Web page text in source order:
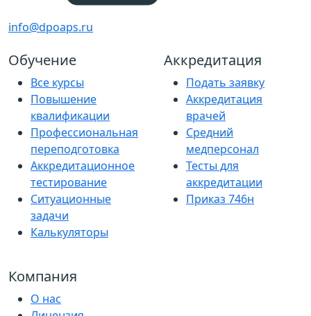
info@dpoaps.ru
Обучение
Все курсы
Повышение
квалификации
Профессиональная
переподготовка
Аккредитационное
тестирование
Ситуационные
задачи
Калькуляторы
Аккредитация
Подать заявку
Аккредитация
врачей
Средний
медперсонал
Тесты для
аккредитации
Приказ 746н
Компания
О нас